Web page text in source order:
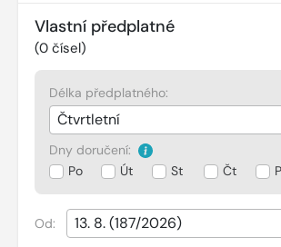
Vlastní předplatné
(0 čísel)
Délka předplatného:
Dny doručení:
Po
Út St Čt
Od: